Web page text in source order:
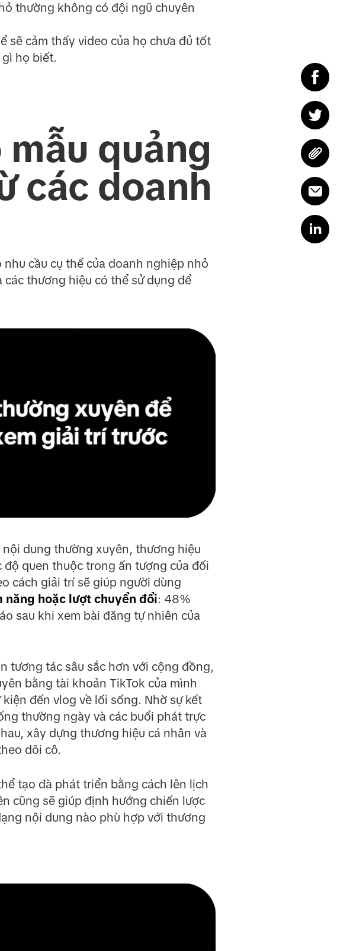
thường không có đội ngũ chuyên
sẽ cảm thấy video của họ chưa đủ tốt
họ biết.
quảng
các doanh
cầu cụ thể của doanh nghiệp nhỏ
thương hiệu có thể sử dụng để
dung thường xuyên, thương hiệu
quen thuộc trong ấn tượng của đối
cách giải trí sẽ giúp người dùng
hoặc lượt chuyển đổi: 48%
sau khi xem bài đăng tự nhiên của
tương tác sâu sắc hơn với cộng đồng,
bằng tài khoản TikTok của mình
đến vlog về lối sống. Nhờ sự kết
thường ngày và các buổi phát trực
xây dựng thương hiệu cá nhân và
dõi cô.
tạo đà phát triển bằng cách lên lịch
cũng sẽ giúp định hướng chiến lược
nội dung nào phù hợp với thương